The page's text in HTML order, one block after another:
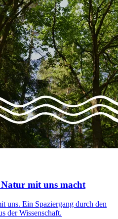
mit uns macht
uns. Ein Spaziergang durch den
der Wissenschaft.